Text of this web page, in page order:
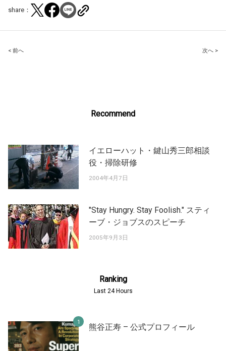
share：
Post
< 前へ 次へ >
Recommend
イエローハット・鍵山秀三郎相談
役・掃除研修
2004年4月7日
"Stay Hungry. Stay Foolish." スティ
ーブ・ジョブスのスピーチ
2005年9月3日
Ranking
Last 24 Hours
熊谷正寿 – 公式プロフィール